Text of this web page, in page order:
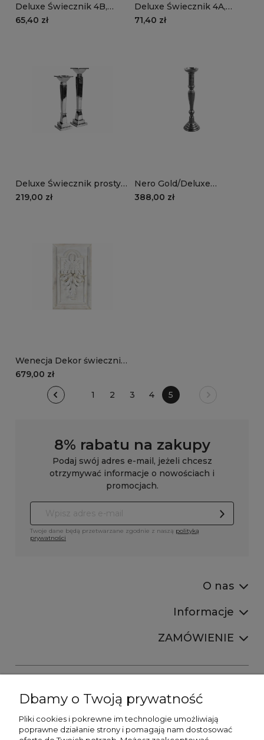
Deluxe Świecznik 4B,
niklowany świecznik na
65,40 zł
Deluxe Świecznik 4A,
niklowany świecznik na
71,40 zł
Deluxe Świecznik prosty
1B(niższy)
219,00 zł
Nero Gold/Deluxe
Świecznik, srebrny wysoki
388,00 zł
Wenecja Dekor świecznik,
ozdoba ścienna biała
679,00 zł
1
2 3 4 5
8% rabatu na zakupy
Podaj swój adres e-mail, jeżeli chcesz
otrzymywać informacje o nowościach i
promocjach.
Twoje dane będą przetwarzane zgodnie z naszą polityką
prywatności
O nas
Informacje
ZAMÓWIENIE
+48606673390
sprzedaz@belldecohome.pl
Dbamy o Twoją prywatność
Pliki cookies i pokrewne im technologie umożliwiają
poprawne działanie strony i pomagają nam dostosować